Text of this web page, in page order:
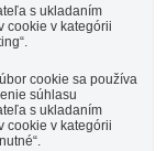
s ukladaním
cookie v kategórii
cookie sa používa
súhlasu
s ukladaním
cookie v kategórii